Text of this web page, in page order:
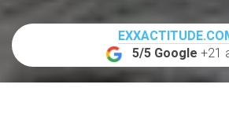
5/5 Google +21